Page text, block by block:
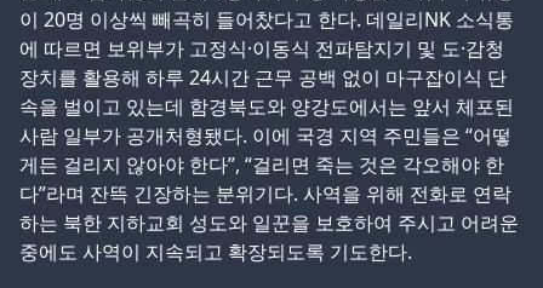
이 20명 이상씩 빼곡히 들어찼다고 한다. 데일리NK 소식통
에 따르면 보위부가 고정식·이동식 전파탐지기 및 도·감청
장치를 활용해 하루 24시간 근무 공백 없이 마구잡이식 단
속을 벌이고 있는데 함경북도와 양강도에서는 앞서 체포된
사람 일부가 공개처형됐다. 이에 국경 지역 주민들은 “어떻
게든 걸리지 않아야 한다”, “걸리면 죽는 것은 각오해야 한
다”라며 잔뜩 긴장하는 분위기다. 사역을 위해 전화로 연락
하는 북한 지하교회 성도와 일꾼을 보호하여 주시고 어려운
중에도 사역이 지속되고 확장되도록 기도한다.